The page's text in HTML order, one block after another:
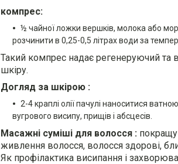
компрес:
½ чайної ложки вершків, молока або
розчинити в 0,25-0,5 літрах води за
Такий компрес надає регенеруючий та
шкіру.
Догляд за шкірою :
2-4 краплі олії пачулі наноситися
вугрового висипу, прищів і абсцесів.
Масажні суміші для волосся :
живлення волосся, волосся здорові,
Як профілактика висипання і